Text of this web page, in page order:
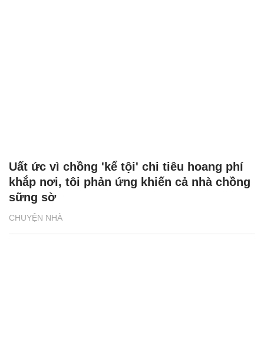
CHUYỆN NHÀ
Uất ức vì chồng 'kể tội' chi tiêu hoang phí
khắp nơi, tôi phản ứng khiến cả nhà chồng
sững sờ